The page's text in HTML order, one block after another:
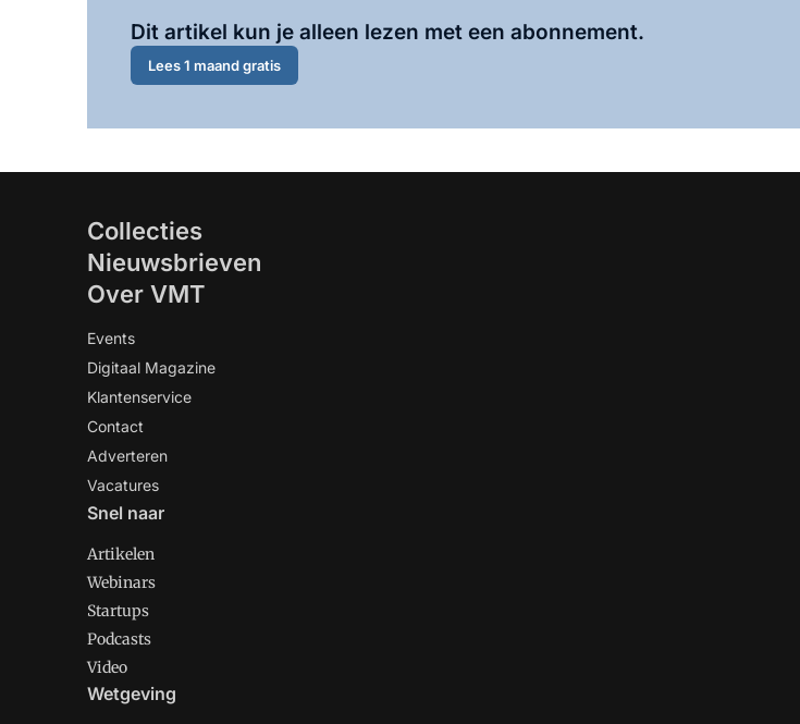
Dit artikel kun je alleen lezen met een abonnement.
Lees 1 maand gratis
Collecties
Nieuwsbrieven
Over VMT
Events
Digitaal Magazine
Klantenservice
Contact
Adverteren
Vacatures
Snel naar
Artikelen
Webinars
Startups
Podcasts
Video
Wetgeving